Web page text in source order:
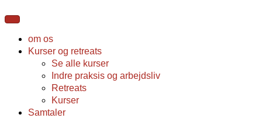
om os
Kurser og retreats
Se alle kurser
Indre praksis og arbejdsliv
Retreats
Kurser
Samtaler